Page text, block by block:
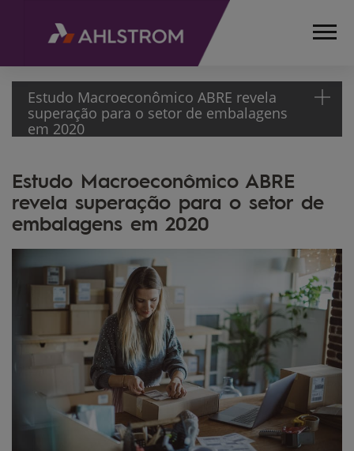
Estudo Macroeconômico ABRE revela
superação para o setor de embalagens
em 2020
MÍDIA
NEWSLETTER
15ª
MACROECONÔMICO
ABRE REVELA
SUPERAÇÃO PARA O
SETOR DE
EMBALAGENS EM
Estudo Macroeconômico ABRE
revela superação para o setor de
embalagens em 2020